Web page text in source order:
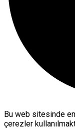
Bu web sitesinde
çerezler